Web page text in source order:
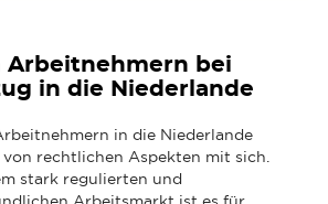
Arbeitnehmern bei
in die Niederlande
in die Niederlande
rechtlichen Aspekten mit sich.
stark regulierten und